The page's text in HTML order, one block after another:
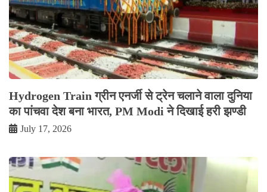
Hydrogen Train ग्रीन एनर्जी से ट्रेन चलाने वाला दुनिया
का पांचवा देश बना भारत, PM Modi ने दिखाई हरी झण्डी
July 17, 2026